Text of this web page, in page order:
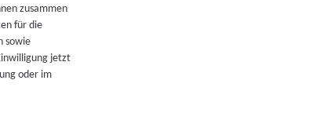
zusammen
für die
sowie
jetzt
oder im